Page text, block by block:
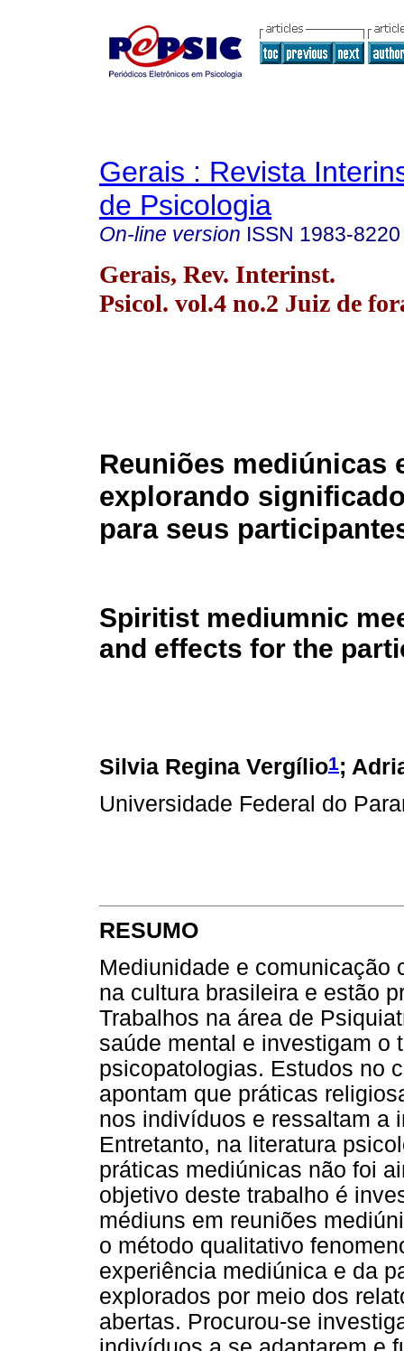
Gerais : Revista
de Psicologia
On-line version ISSN 1983-8220
Gerais, Rev. Interinst.
Psicol. vol.4 no.2 Juiz de
Reuniões mediúnicas
explorando
para seus
Spiritist mediumnic
and effects for the
Silvia Regina Vergílio1;
Universidade Federal do
RESUMO
Mediunidade e comunicação
na cultura brasileira e estão
Trabalhos na área de
saúde mental e investigam o
psicopatologias. Estudos no
apontam que práticas
nos indivíduos e ressaltam a
Entretanto, na literatura
práticas mediúnicas não foi
objetivo deste trabalho é
médiuns em reuniões
o método qualitativo
experiência mediúnica e da
explorados por meio dos
abertas. Procurou-se